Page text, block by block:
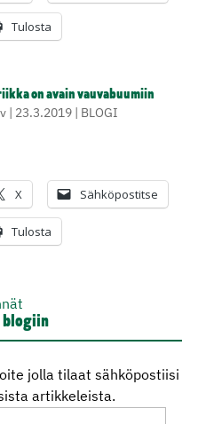
Tulosta
on avain vauvabuumiin
| 23.3.2019| BLOGI
X Sähköpostitse
Tulosta
blogiin
jolla tilaat sähköpostiisi
artikkeleista.